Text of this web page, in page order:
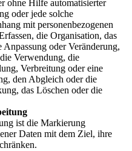
ohne Hilfe automatisierter
oder jede solche
mit personenbezogenen
die Organisation, das
oder Veränderung,
Verwendung, die
Verbreitung oder eine
den Abgleich oder die
das Löschen oder die
ist die Markierung
Daten mit dem Ziel, ihre